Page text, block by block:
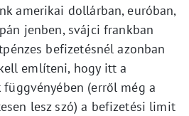
amerikai dollárban, euróban,
jenben, svájci frankban
befizetésnél azonban
említeni, hogy itt a
(erről még a
lesz szó) a befizetési limit